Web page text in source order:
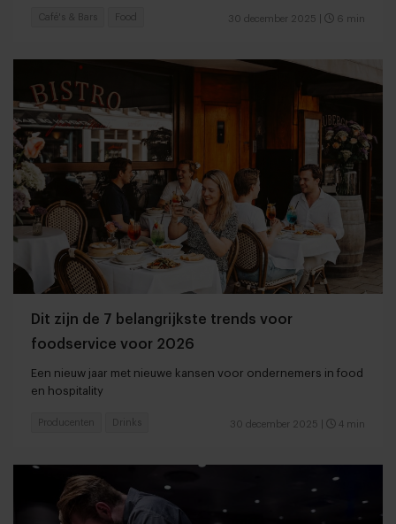
30 december 2025 6 min
Café's & Bars Food
Dit zijn de 7 belangrijkste trends voor
foodservice voor 2026
Een nieuw jaar met nieuwe kansen voor ondernemers in food
en hospitality
30 december 2025 4 min
Producenten Drinks